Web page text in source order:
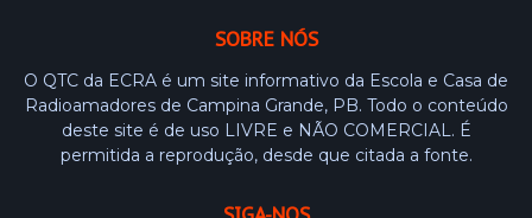
SOBRE NÓS
O QTC da ECRA é um site informativo da Escola e Casa de
Radioamadores de Campina Grande, PB. Todo o conteúdo
deste site é de uso LIVRE e NÃO COMERCIAL. É
permitida a reprodução, desde que citada a fonte.